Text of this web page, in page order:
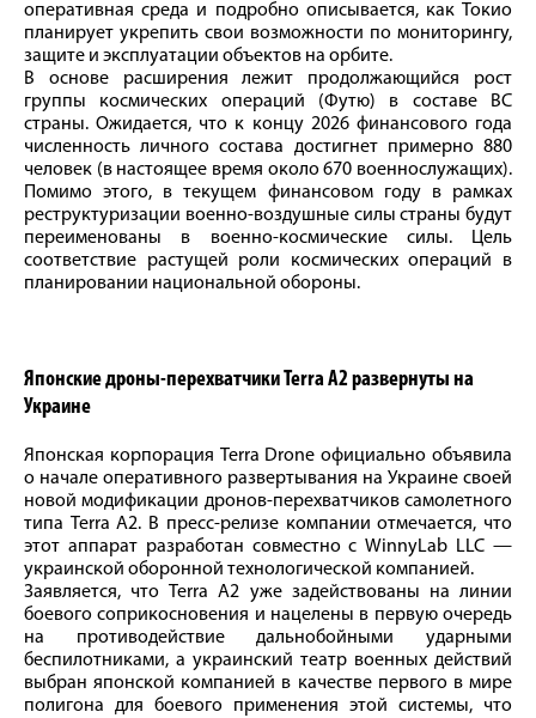
оперативная среда и подробно описывается, как Токио
планирует укрепить свои возможности по мониторингу,
защите и эксплуатации объектов на орбите.
В основе расширения лежит продолжающийся рост
группы космических операций (Футю) в составе ВС
страны. Ожидается, что к концу 2026 финансового года
численность личного состава достигнет примерно 880
человек (в настоящее время около 670 военнослужащих).
Помимо этого, в текущем финансовом году в рамках
реструктуризации военно-воздушные силы страны будут
переименованы в военно-космические силы. Цель
соответствие растущей роли космических операций в
планировании национальной обороны.
Японские дроны-перехватчики Terra A2 развернуты на
Украине
Японская корпорация Terra Drone официально объявила
о начале оперативного развертывания на Украине своей
новой модификации дронов-перехватчиков самолетного
типа Terra A2. В пресс-релизе компании отмечается, что
этот аппарат разработан совместно с WinnyLab LLC —
украинской оборонной технологической компанией.
Заявляется, что Terra A2 уже задействованы на линии
боевого соприкосновения и нацелены в первую очередь
на противодействие дальнобойными ударными
беспилотниками, а украинский театр военных действий
выбран японской компанией в качестве первого в мире
полигона для боевого применения этой системы, что